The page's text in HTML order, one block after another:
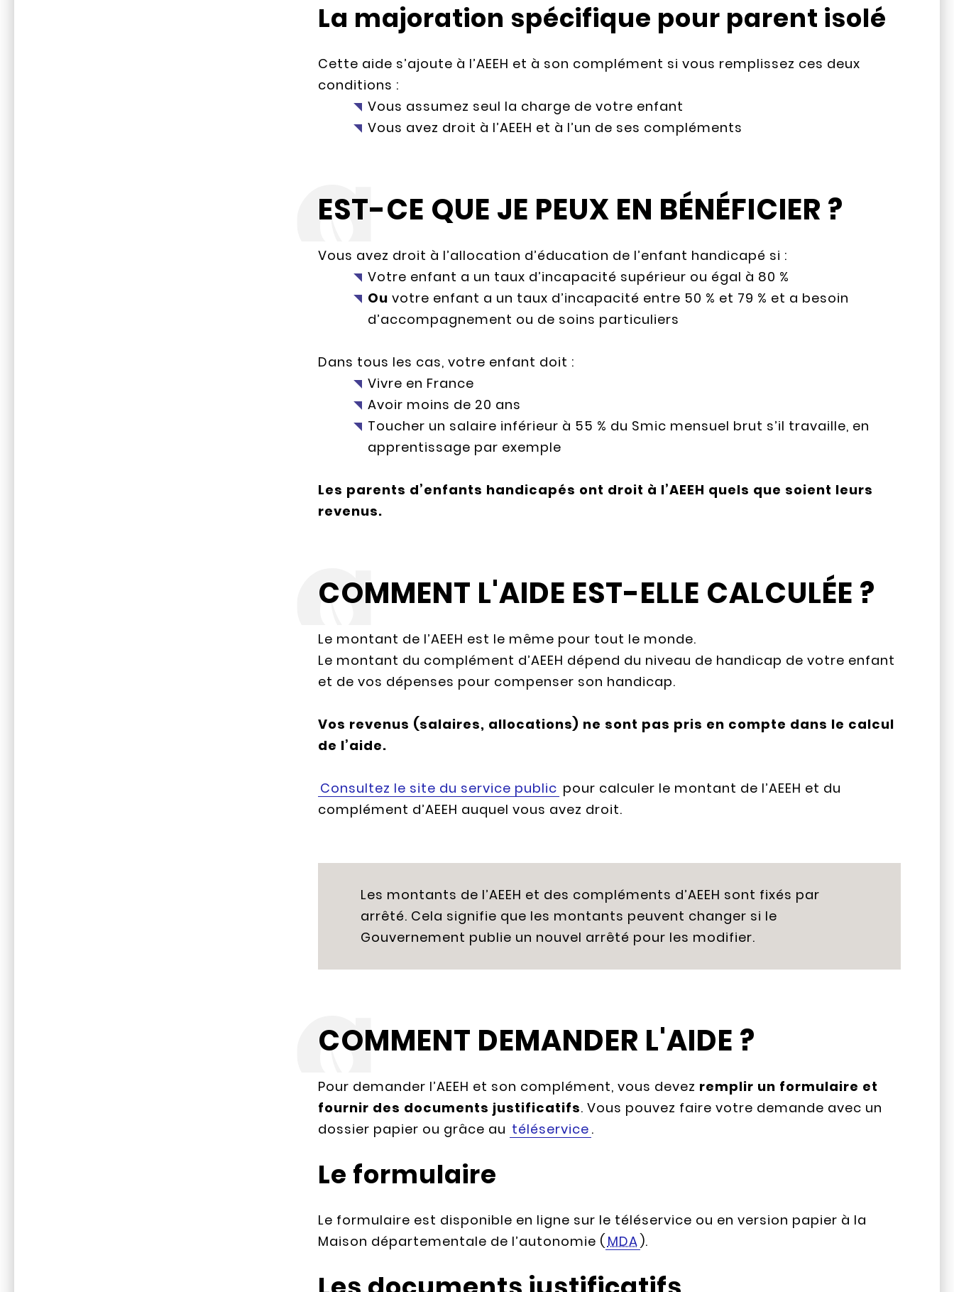
La majoration spécifique pour parent isolé
Cette aide s’ajoute à l’AEEH et à son complément si vous remplissez ces deux
conditions :
Vous assumez seul la charge de votre enfant
Vous avez droit à l’AEEH et à l’un de ses compléments
EST-CE QUE JE PEUX EN BÉNÉFICIER ?
Vous avez droit à l’allocation d’éducation de l’enfant handicapé si :
Votre enfant a un taux d’incapacité supérieur ou égal à 80 %
Ou votre enfant a un taux d’incapacité entre 50 % et 79 % et a besoin
d’accompagnement ou de soins particuliers
Dans tous les cas, votre enfant doit :
Vivre en France
Avoir moins de 20 ans
Toucher un salaire inférieur à 55 % du Smic mensuel brut s’il travaille, en
apprentissage par exemple
Les parents d’enfants handicapés ont droit à l’AEEH quels que soient leurs
revenus.
COMMENT L'AIDE EST-ELLE CALCULÉE ?
Le montant de l’AEEH est le même pour tout le monde.
Le montant du complément d’AEEH dépend du niveau de handicap de votre enfant
et de vos dépenses pour compenser son handicap.
Vos revenus (salaires, allocations) ne sont pas pris en compte dans le calcul
de l’aide.
Consultez le site du service public pour calculer le montant de l’AEEH et du
complément d’AEEH auquel vous avez droit.
Les montants de l’AEEH et des compléments d’AEEH sont fixés par
arrêté. Cela signifie que les montants peuvent changer si le
Gouvernement publie un nouvel arrêté pour les modifier.
COMMENT DEMANDER L'AIDE ?
Pour demander l’AEEH et son complément, vous devez remplir un formulaire et
fournir des documents justificatifs. Vous pouvez faire votre demande avec un
dossier papier ou grâce au téléservice .
Le formulaire
Le formulaire est disponible en ligne sur le téléservice ou en version papier à la
Maison départementale de l’autonomie (MDA ).